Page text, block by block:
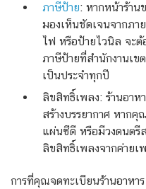
ภาษีป้าย: หากหน้าร้าน
มองเห็นชัดเจนจากภา
ไฟ หรือป้ายไวนิล จะต้
ภาษีป้ายที่สำนักงานเข
เป็นประจำทุกปี
ลิขสิทธิ์เพลง: ร้านอา
สร้างบรรยากาศ หาก
แผ่นซีดี หรือมีวงดนต
ลิขสิทธิ์เพลงจากค่ายเ
การที่คุณจดทะเบียนร้านอาหา